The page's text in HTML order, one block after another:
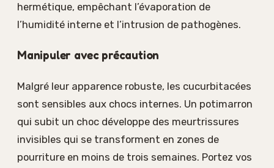
hermétique, empêchant l’évaporation de
l’humidité interne et l’intrusion de pathogènes.
Manipuler avec précaution
Malgré leur apparence robuste, les cucurbitacées
sont sensibles aux chocs internes. Un potimarron
qui subit un choc développe des meurtrissures
invisibles qui se transforment en zones de
pourriture en moins de trois semaines. Portez vos